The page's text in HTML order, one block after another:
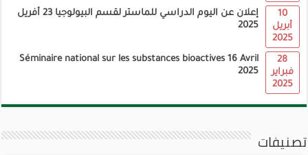
إعلان عن اليوم الدراسي للماستر لقسم البيولوجيا 23 أفريل
2025
10
أبريل
2025
Séminaire national sur les substances bioactives 16 Avril
2025
28
فبراير
2025
تصنيفات